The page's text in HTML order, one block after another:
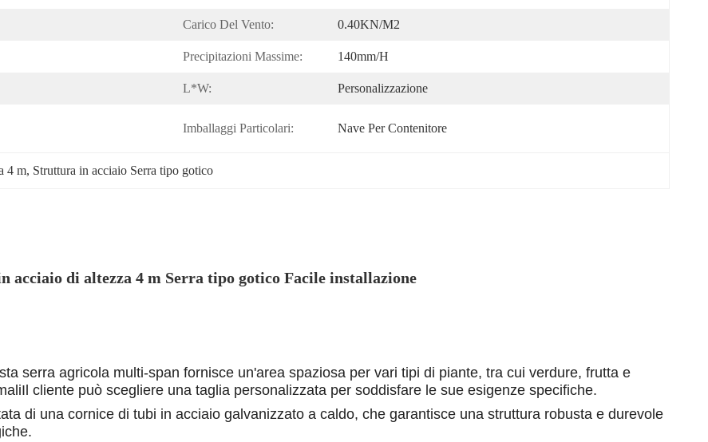
Carico Del Vento: 0.40KN/m2
Precipitazioni Massime: 140mm/h
L*W: Personalizzazione
Imballaggi Particolari: Nave Per Contenitore
4 m, Struttura in acciaio Serra tipo gotico
acciaio di altezza 4 m Serra tipo gotico Facile installazione
serra agricola multi-span fornisce un'area spaziosa per vari tipi di piante, tra cui verdure, frutta e
cliente può scegliere una taglia personalizzata per soddisfare le sue esigenze specifiche.
di una cornice di tubi in acciaio galvanizzato a caldo, che garantisce una struttura robusta e durevole